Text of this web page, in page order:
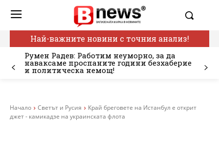
Най-важните новини с точния анализ!
Румен Радев: Работим неуморно, за да
наваксаме проспаните години безхаберие
и политическа немощ!
Начало Светът и Русия
Край бреговете на Истанбул е открит
джет - камикадзе на украинската флота